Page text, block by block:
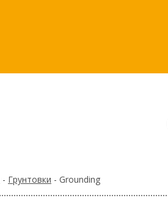
- Грунтовки - Grounding